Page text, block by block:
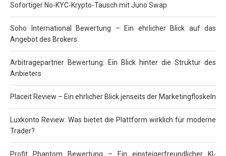
Sofortiger No-KYC-Krypto-Tausch mit Juno Swap
Soho International Bewertung – Ein ehrlicher Blick auf das
Angebot des Brokers
Arbitragepartner Bewertung: Ein Blick hinter die Struktur des
Anbieters
Placeit Review – Ein ehrlicher Blick jenseits der Marketingfloskeln
Luxkonto Review: Was bietet die Plattform wirklich für moderne
Trader?
Profit Phantom Bewertung – Ein einsteigerfreundlicher KI-